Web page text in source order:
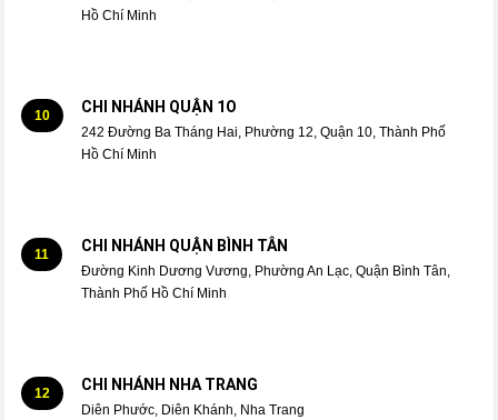
Hồ Chí Minh
10 CHI NHÁNH QUẬN 1O
242 Đường Ba Tháng Hai, Phường 12, Quận 10, Thành Phố
Hồ Chí Minh
11 CHI NHÁNH QUẬN BÌNH TÂN
Đường Kinh Dương Vương, Phường An Lạc, Quận Bình Tân,
Thành Phố Hồ Chí Minh
12 CHI NHÁNH NHA TRANG
Diên Phước, Diên Khánh, Nha Trang